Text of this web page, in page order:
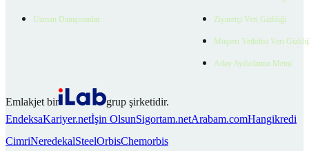
Uzman Danışmanlar Ziyaretçi Veri Gizliliği
Müşteri Yetkilisi Veri
Aday Aydınlatma Metni
Emlakjet bir
grup şirketidir.
EndeksaKariyer.netİşin OlsunSigortam.netArabam.comHangikredi
CimriNeredekalSteelOrbisChemorbis